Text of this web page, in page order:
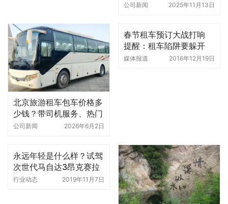
经验分享
公司新闻 2025年11月13日
北京旅游租车包车价格多
少钱？带司机服务、热门
线路推荐及费用参考
公司新闻 2026年6月2日
春节租车预订大战打响
提醒：租车陷阱要躲开
媒体报道 2016年12月19日
永远年轻是什么样？试驾
次世代马自达3昂克赛拉
行业动态 2019年11月7日